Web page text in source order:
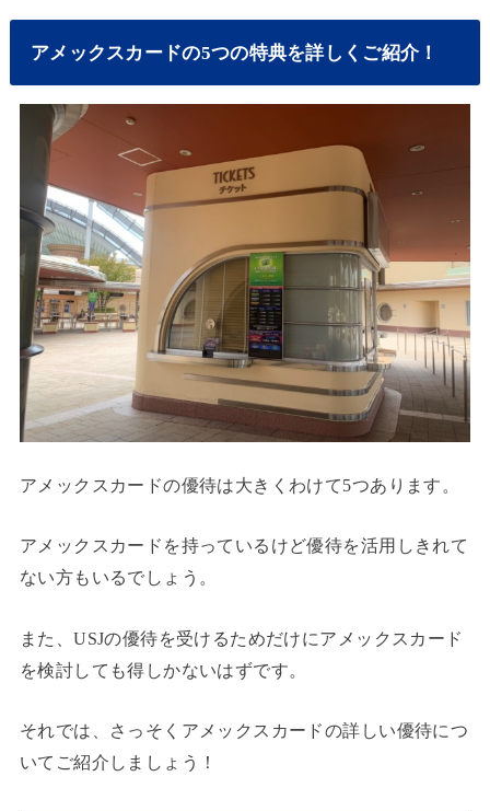
アメックスカードの5つの特典を詳しくご紹介！
アメックスカードの優待は大きくわけて5つあります。
アメックスカードを持っているけど優待を活用しきれて
ない方もいるでしょう。
また、USJの優待を受けるためだけにアメックスカード
を検討しても得しかないはずです。
それでは、さっそくアメックスカードの詳しい優待につ
いてご紹介しましょう！